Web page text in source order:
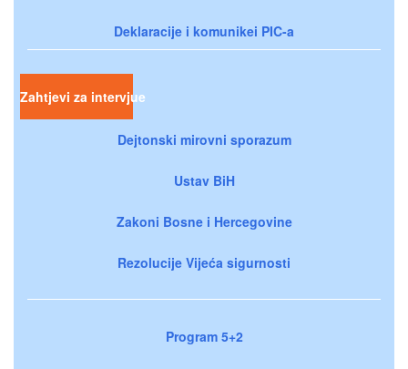
Deklaracije i komunikei PIC-a
Zahtjevi za intervjue
Dejtonski mirovni sporazum
Ustav BiH
Zakoni Bosne i Hercegovine
Rezolucije Vijeća sigurnosti
Program 5+2